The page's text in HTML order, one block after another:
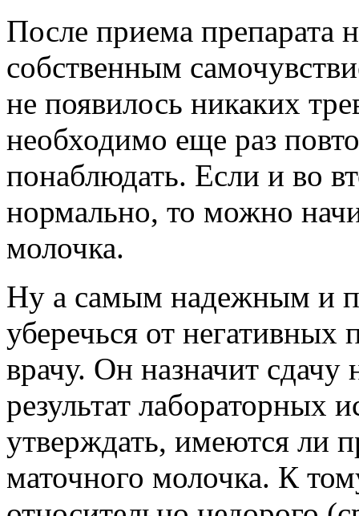
После приема препарата
собственным
не появилось никаких
необходимо еще раз
понаблюдать. Если и во
нормально, то можно
молочка.
Ну а самым надежным и
уберечься от негативных
врачу. Он назначит
результат лабораторных
утверждать, имеются ли
маточного молочка. К